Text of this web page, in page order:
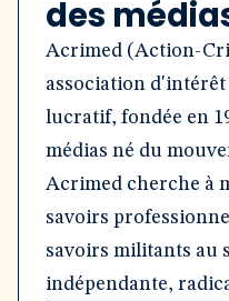
des
Acrimed (Action-
association
lucratif, fondée en
médias né du
Acrimed cherche à
savoirs
savoirs militants au
indépendante,